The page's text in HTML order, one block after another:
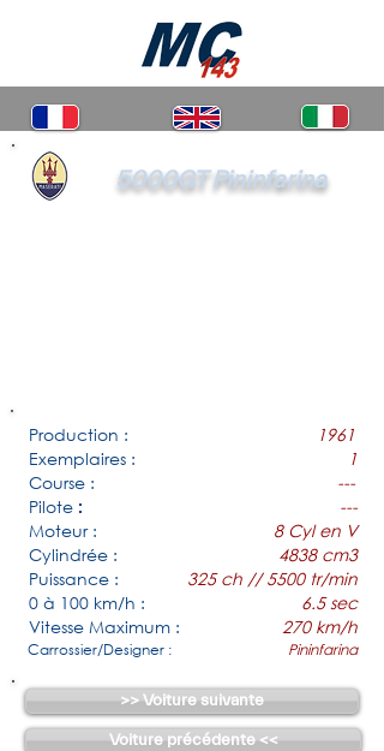
5000GT Pininfarina
Production :
1961
Exemplaires :
1
Course :
---
Pilote :
---
Moteur :
8 Cyl en V
Cylindrée :
4838 cm3
Puissance :
325 ch // 5500 tr/min
0 à 100 km/h :
6.5 sec
Vitesse Maximum :
270 km/h
Carrossier/Designer : Pininfarina
>> Voiture suivante
Voiture précédente <<